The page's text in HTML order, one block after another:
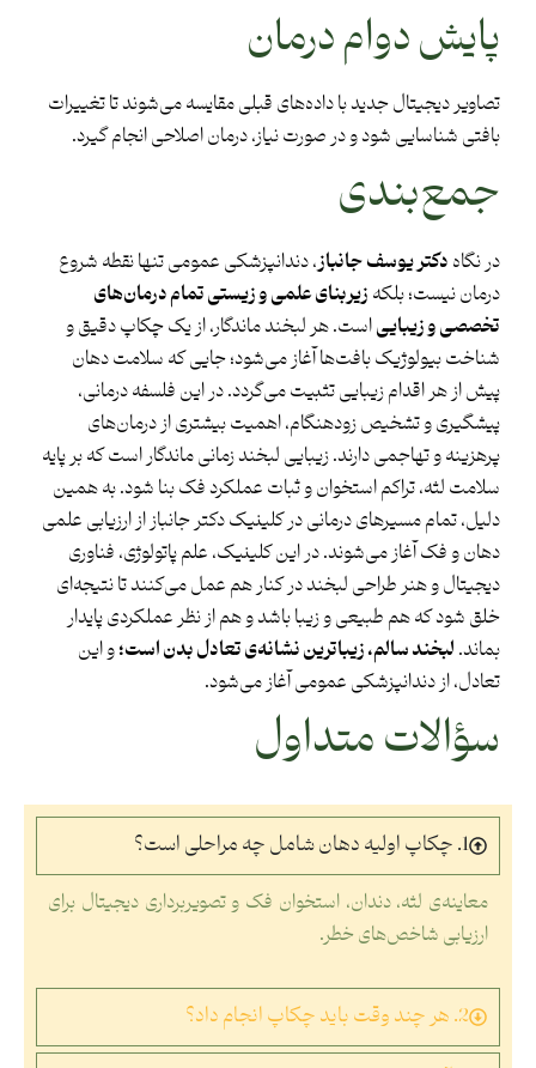
پایش دوام درمان
تصاویر دیجیتال جدید با داده‌های قبلی مقایسه می‌شوند تا تغییرات
بافتی شناسایی شود و در صورت نیاز، درمان اصلاحی انجام گیرد.
جمع‌بندی
در نگاه دکتر یوسف جانباز، دندانپزشکی عمومی تنها نقطه شروع
درمان نیست؛ بلکه زیربنای علمی و زیستی تمام درمان‌های
تخصصی و زیباییاست. هر لبخند ماندگار، از یک چکاپ دقیق و
شناخت بیولوژیک بافت‌ها آغاز می‌شود؛ جایی که سلامت دهان
پیش از هر اقدام زیبایی تثبیت می‌گردد. در این فلسفه درمانی،
پیشگیری و تشخیص زودهنگام، اهمیت بیشتری از درمان‌های
پرهزینه و تهاجمی دارند. زیبایی لبخند زمانی ماندگار است که بر پایه
سلامت لثه، تراکم استخوان و ثبات عملکرد فک بنا شود. به همین
دلیل، تمام مسیرهای درمانی در کلینیک دکتر جانباز از ارزیابی علمی
دهان و فک آغاز می‌شوند. در این کلینیک، علم پاتولوژی، فناوری
دیجیتال و هنر طراحی لبخند در کنار هم عمل می‌کنند تا نتیجه‌ای
خلق شود که هم طبیعی و زیبا باشد و هم از نظر عملکردی پایدار
بماند. لبخند سالم، زیباترین نشانه‌ی تعادل بدن است؛و این
تعادل، از دندانپزشکی عمومی آغاز می‌شود.
سؤالات متداول
1. چکاپ اولیه دهان شامل چه مراحلی است؟
معاینه‌ی لثه، دندان، استخوان فک و تصویربرداری دیجیتال برای
ارزیابی شاخص‌های خطر.
2. هر چند وقت باید چکاپ انجام داد؟